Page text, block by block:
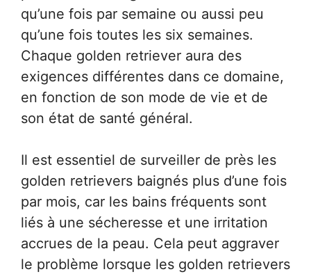
qu’une fois par semaine ou aussi peu
qu’une fois toutes les six semaines.
Chaque golden retriever aura des
exigences différentes dans ce domaine,
en fonction de son mode de vie et de
son état de santé général.
Il est essentiel de surveiller de près les
golden retrievers baignés plus d’une fois
par mois, car les bains fréquents sont
liés à une sécheresse et une irritation
accrues de la peau. Cela peut aggraver
le problème lorsque les golden retrievers